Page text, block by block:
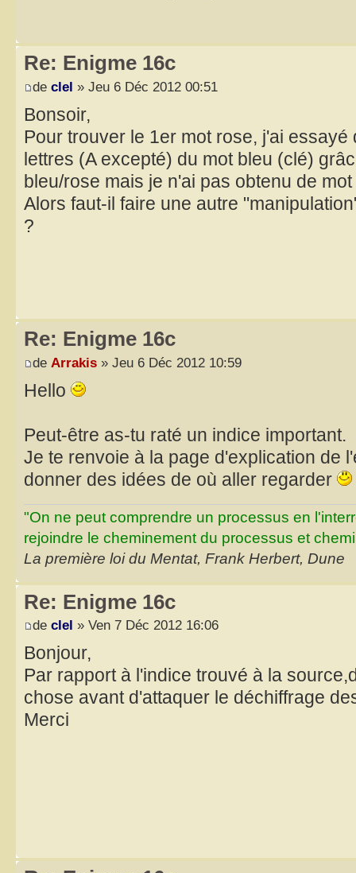
Re: Enigme 16c
de clel » Jeu 6 Déc 2012 00:51
Bonsoir,
Pour trouver le 1er mot rose, j'ai
lettres (A excepté) du mot bleu (clé)
bleu/rose mais je n'ai pas obtenu de
Alors faut-il faire une autre
?
Re: Enigme 16c
de Arrakis » Jeu 6 Déc 2012 10:59
Hello
Peut-être as-tu raté un indice important.
Je te renvoie à la page d'explication de
donner des idées de où aller regarder
"On ne peut comprendre un processus en
rejoindre le cheminement du processus et
La première loi du Mentat, Frank Herbert, Dune
Re: Enigme 16c
de clel » Ven 7 Déc 2012 16:06
Bonjour,
Par rapport à l'indice trouvé à la
chose avant d'attaquer le déchiffrage
Merci